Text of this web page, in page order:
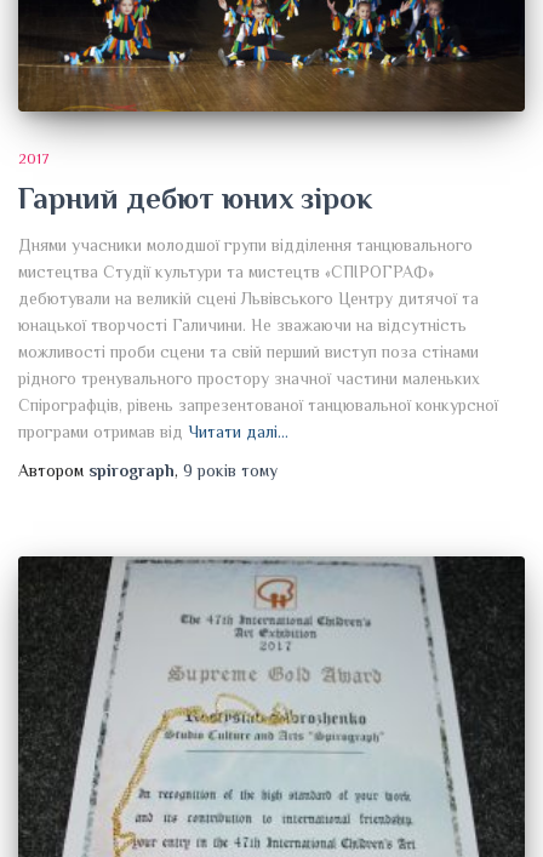
2017
Гарний дебют юних зірок
Днями учасники молодшої групи відділення танцювального
мистецтва Студії культури та мистецтв «СПІРОГРАФ»
дебютували на великій сцені Львівського Центру дитячої та
юнацької творчості Галичини. Не зважаючи на відсутність
можливості проби сцени та свій перший виступ поза стінами
рідного тренувального простору значної частини маленьких
Спірографців, рівень запрезентованої танцювальної конкурсної
програми отримав від Читати далі…
Автором spirograph, 9 років тому